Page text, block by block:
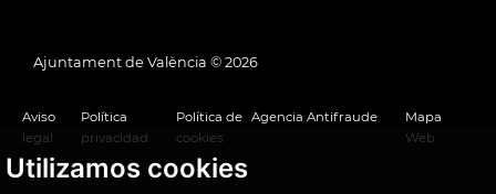
Utilizamos cookies
Ajuntament de València © 2026
Aviso
legal
Política
privacidad
Política de
cookies
Agencia Antifraude
Mapa
Web